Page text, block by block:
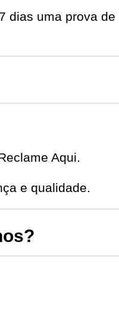
dias uma prova de
Aqui.
e qualidade.